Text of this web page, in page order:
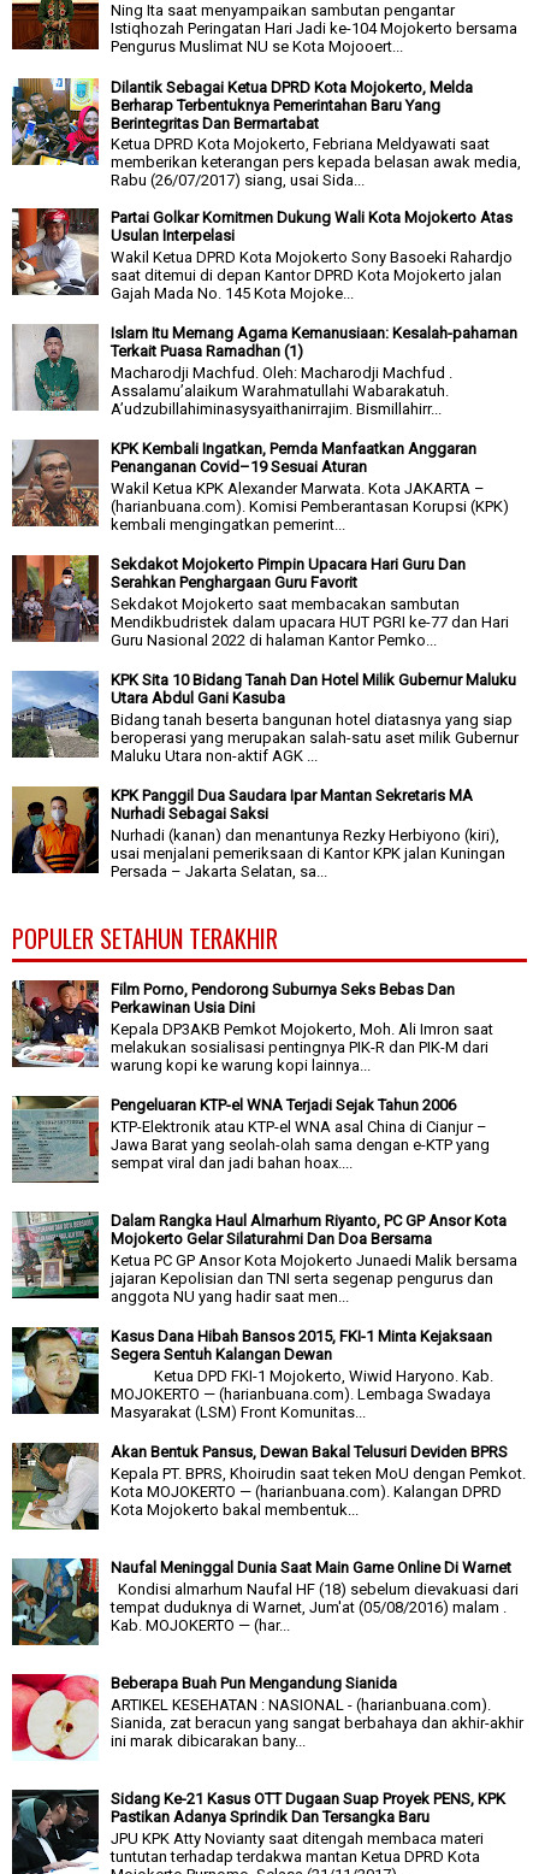
Ning Ita saat menyampaikan sambutan pengantar
Istiqhozah Peringatan Hari Jadi ke-104 Mojokerto bersama
Pengurus Muslimat NU se Kota Mojooert...
Dilantik Sebagai Ketua DPRD Kota Mojokerto, Melda
Berharap Terbentuknya Pemerintahan Baru Yang
Berintegritas Dan Bermartabat
Ketua DPRD Kota Mojokerto, Febriana Meldyawati saat
memberikan keterangan pers kepada belasan awak media,
Rabu (26/07/2017) siang, usai Sida...
Partai Golkar Komitmen Dukung Wali Kota Mojokerto Atas
Usulan Interpelasi
Wakil Ketua DPRD Kota Mojokerto Sony Basoeki Rahardjo
saat ditemui di depan Kantor DPRD Kota Mojokerto jalan
Gajah Mada No. 145 Kota Mojoke...
Islam Itu Memang Agama Kemanusiaan: Kesalah-pahaman
Terkait Puasa Ramadhan (1)
Macharodji Machfud. Oleh: Macharodji Machfud .
Assalamu’alaikum Warahmatullahi Wabarakatuh.
A’udzubillahiminasysyaithanirrajim. Bismillahirr...
KPK Kembali Ingatkan, Pemda Manfaatkan Anggaran
Penanganan Covid–19 Sesuai Aturan
Wakil Ketua KPK Alexander Marwata. Kota JAKARTA –
(harianbuana.com). Komisi Pemberantasan Korupsi (KPK)
kembali mengingatkan pemerint...
Sekdakot Mojokerto Pimpin Upacara Hari Guru Dan
Serahkan Penghargaan Guru Favorit
Sekdakot Mojokerto saat membacakan sambutan
Mendikbudristek dalam upacara HUT PGRI ke-77 dan Hari
Guru Nasional 2022 di halaman Kantor Pemko...
KPK Sita 10 Bidang Tanah Dan Hotel Milik Gubernur Maluku
Utara Abdul Gani Kasuba
Bidang tanah beserta bangunan hotel diatasnya yang siap
beroperasi yang merupakan salah-satu aset milik Gubernur
Maluku Utara non-aktif AGK ...
KPK Panggil Dua Saudara Ipar Mantan Sekretaris MA
Nurhadi Sebagai Saksi
Nurhadi (kanan) dan menantunya Rezky Herbiyono (kiri),
usai menjalani pemeriksaan di Kantor KPK jalan Kuningan
Persada – Jakarta Selatan, sa...
POPULER SETAHUN TERAKHIR
Film Porno, Pendorong Suburnya Seks Bebas Dan
Perkawinan Usia Dini
Kepala DP3AKB Pemkot Mojokerto, Moh. Ali Imron saat
melakukan sosialisasi pentingnya PIK-R dan PIK-M dari
warung kopi ke warung kopi lainnya...
Pengeluaran KTP-el WNA Terjadi Sejak Tahun 2006
KTP-Elektronik atau KTP-el WNA asal China di Cianjur –
Jawa Barat yang seolah-olah sama dengan e-KTP yang
sempat viral dan jadi bahan hoax....
Dalam Rangka Haul Almarhum Riyanto, PC GP Ansor Kota
Mojokerto Gelar Silaturahmi Dan Doa Bersama
Ketua PC GP Ansor Kota Mojokerto Junaedi Malik bersama
jajaran Kepolisian dan TNI serta segenap pengurus dan
anggota NU yang hadir saat men...
Kasus Dana Hibah Bansos 2015, FKI-1 Minta Kejaksaan
Segera Sentuh Kalangan Dewan
Ketua DPD FKI-1 Mojokerto, Wiwid Haryono. Kab.
MOJOKERTO — (harianbuana.com). Lembaga Swadaya
Masyarakat (LSM) Front Komunitas...
Akan Bentuk Pansus, Dewan Bakal Telusuri Deviden BPRS
Kepala PT. BPRS, Khoirudin saat teken MoU dengan Pemkot.
Kota MOJOKERTO — (harianbuana.com). Kalangan DPRD
Kota Mojokerto bakal membentuk...
Naufal Meninggal Dunia Saat Main Game Online Di Warnet
Kondisi almarhum Naufal HF (18) sebelum dievakuasi dari
tempat duduknya di Warnet, Jum'at (05/08/2016) malam .
Kab. MOJOKERTO — (har...
Beberapa Buah Pun Mengandung Sianida
ARTIKEL KESEHATAN : NASIONAL - (harianbuana.com).
Sianida, zat beracun yang sangat berbahaya dan akhir-akhir
ini marak dibicarakan bany...
Sidang Ke-21 Kasus OTT Dugaan Suap Proyek PENS, KPK
Pastikan Adanya Sprindik Dan Tersangka Baru
JPU KPK Atty Novianty saat ditengah membaca materi
tuntutan terhadap terdakwa mantan Ketua DPRD Kota